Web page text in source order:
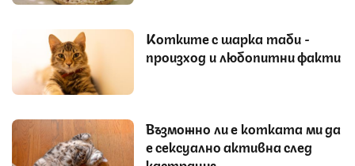
Котките с шарка таби -
произход и любопитни факти
Възможно ли е котката ми да
е сексуално активна след